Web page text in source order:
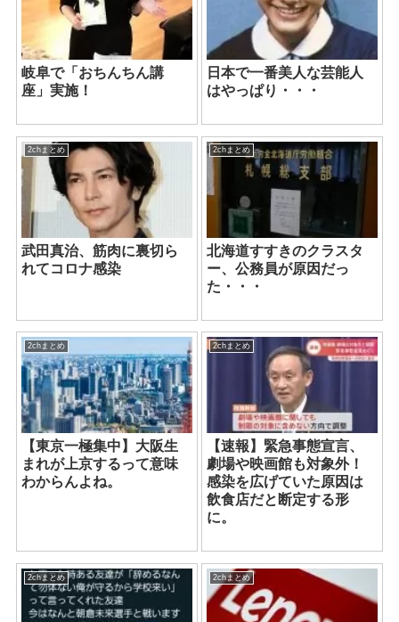
岐阜で「おちんちん講
座」実施！
日本で一番美人な芸能人
はやっぱり・・・
2chまとめ
武田真治、筋肉に裏切ら
れてコロナ感染
2chまとめ
北海道すすきのクラスタ
ー、公務員が原因だっ
た・・・
2chまとめ
【東京一極集中】大阪生
まれが上京するって意味
わからんよね。
2chまとめ
【速報】緊急事態宣言、
劇場や映画館も対象外！
感染を広げていた原因は
飲食店だと断定する形
に。
2chまとめ 2chまとめ